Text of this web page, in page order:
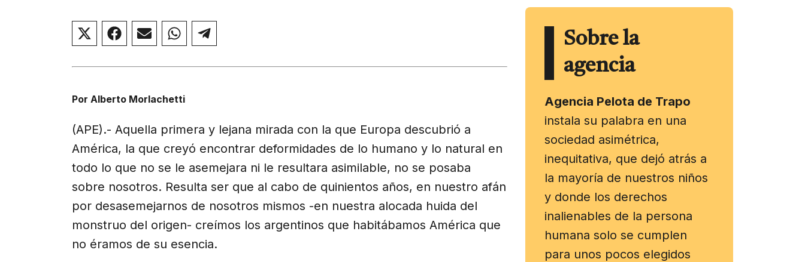
Compartir
en
(Twitter)
Compartir
en
Compartir
en
Compartir
en
Compartir
en
Por Alberto Morlachetti
(APE).- Aquella primera y lejana mirada con la que Europa descubrió a
América, la que creyó encontrar deformidades de lo humano y lo natural en
todo lo que no se le asemejara ni le resultara asimilable, no se posaba
sobre nosotros. Resulta ser que al cabo de quinientos años, en nuestro afán
por desasemejarnos de nosotros mismos -en nuestra alocada huida del
monstruo del origen- creímos los argentinos que habitábamos América que
no éramos de su esencia.
Sobre la
agencia
Agencia Pelota de Trapo
instala su palabra en una
sociedad asimétrica,
inequitativa, que dejó atrás a
la mayoría de nuestros niños
y donde los derechos
inalienables de la persona
humana solo se cumplen
para unos pocos elegidos